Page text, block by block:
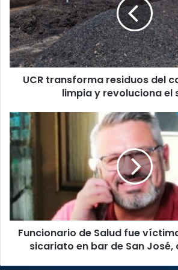
del
café
en
energía
limpia
y
revoluciona
UCR transforma residuos del
limpia y revoluciona el
Funcionario
de
Salud
fue
víctima
"por
error"
de
sicariato
Funcionario de Salud fue
sicariato en bar de San José,